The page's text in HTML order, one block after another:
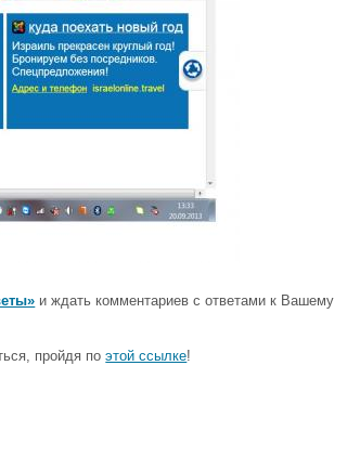
и ждать комментариев с ответами к Вашему
пройдя поэтой ссылке!